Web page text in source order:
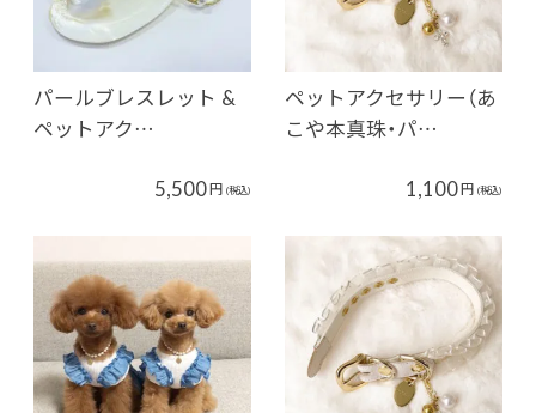
パールブレスレット &
ペットアク…
5,500円 (税込)
ペットアクセサリー（あ
こや本真珠・パ…
1,100円 (税込)